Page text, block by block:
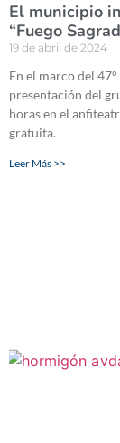
El municipio
“Fuego
19 de abril de 2024
En el marco del
presentación del
horas en el
gratuita.
Leer Más >>